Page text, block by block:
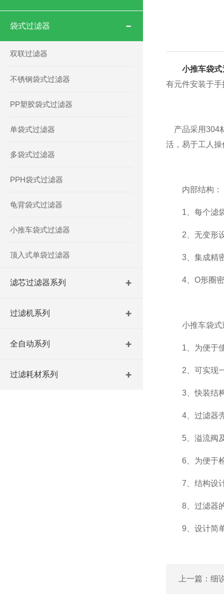
袋式过滤器
双联过滤器
不锈钢袋式过滤器
PP塑胶袋式过滤器
单袋式过滤器
多袋式过滤器
PPH袋式过滤器
龟背袋式过滤器
小推车袋式过滤器
顶入式单袋过滤器
滤芯过滤器系列
过滤机系列
全自动系列
过滤耗材系列
小推车袋
有元件安装于
产品采用304
活，易于工人
内部结构：
1、每个滤袋
2、无变形设
3、集成精密
4、O形圈密
小推车袋式
1、为便于使
2、可实现一
3、快装结构
4、过滤器壳
5、溢流阀及
6、为便于检
7、结构设计
8、过滤器的
9、设计简单
上一篇： 细